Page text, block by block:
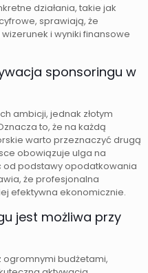
działania, takie jak
sprawiają, że
i wyniki finansowe
sponsoringu w
ambicji, jednak złotym
to, że na każdą
warto przeznaczyć drugą
obowiązuje ulga na
od podstawy opodatkowania
że profesjonalna
efektywna ekonomicznie.
jest możliwa przy
ogromnymi budżetami,